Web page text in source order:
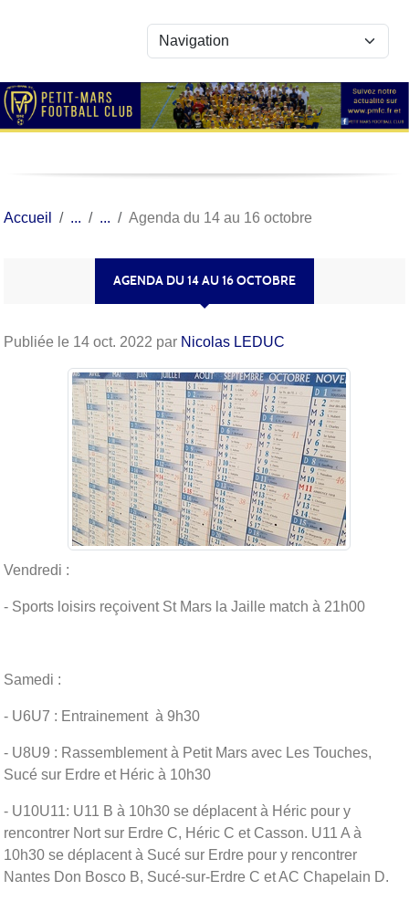
Accueil Agenda du 14 au 16 octobre
AGENDA DU 14 AU 16 OCTOBRE
Publiée le 14 oct. 2022 par Nicolas LEDUC
Vendredi :
- Sports loisirs reçoivent St Mars la Jaille match à 21h00
Samedi :
- U6U7 : Entrainement à 9h30
- U8U9 : Rassemblement à Petit Mars avec Les Touches,
Sucé sur Erdre et Héric à 10h30
- U10U11: U11 B à 10h30 se déplacent à Héric pour y
rencontrer Nort sur Erdre C, Héric C et Casson. U11 A à
10h30 se déplacent à Sucé sur Erdre pour y rencontrer
Nantes Don Bosco B, Sucé-sur-Erdre C et AC Chapelain D.